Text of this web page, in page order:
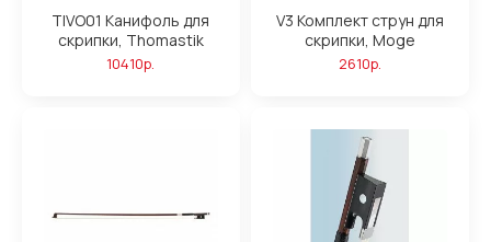
TIVO01 Канифоль для
скрипки, Thomastik
10410р.
V3 Комплект струн для
скрипки, Moge
2610р.